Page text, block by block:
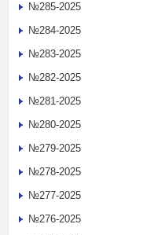
№285-2025
№284-2025
№283-2025
№282-2025
№281-2025
№280-2025
№279-2025
№278-2025
№277-2025
№276-2025